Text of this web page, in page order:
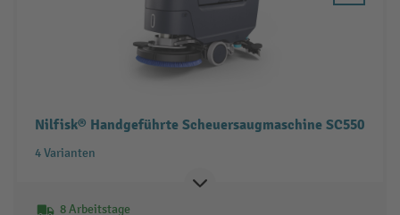
Nilfisk® Handgeführte Scheuersaugmaschine SC550
4 Varianten
8 Arbeitstage